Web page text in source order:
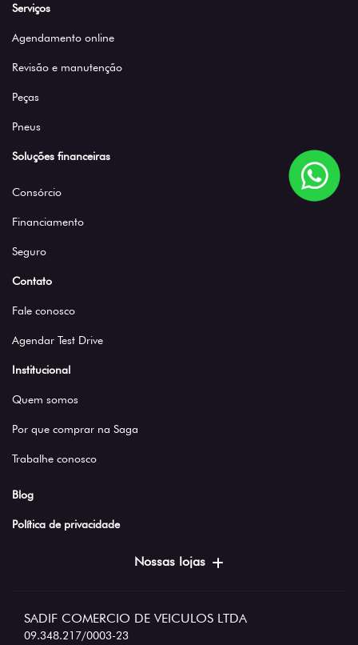
Serviços
Agendamento online
Revisão e manutenção
Peças
Pneus
Soluções financeiras
Consórcio
Financiamento
Seguro
Contato
Fale conosco
Agendar Test Drive
Institucional
Quem somos
Por que comprar na Saga
Trabalhe conosco
Blog
Política de privacidade
Nossas lojas
SADIF COMERCIO DE VEICULOS LTDA
09.348.217/0003-23